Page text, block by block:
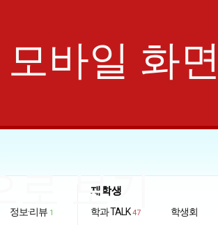
모바일 화
으로 보기
정보·리뷰 1
재학생
학과 TALK 47
학생회